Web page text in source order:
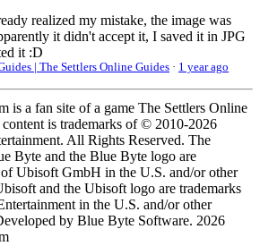
realized my mistake, the image was
it didn't accept it, I saved it in JPG
it :D
| The Settlers Online Guides · 1 year ago
is a fan site of a game The Settlers Online
is trademarks of © 2010-2026
All Rights Reserved. The
Byte and the Blue Byte logo are
of Ubisoft GmbH in the U.S. and/or other
and the Ubisoft logo are trademarks
in the U.S. and/or other
by Blue Byte Software. 2026